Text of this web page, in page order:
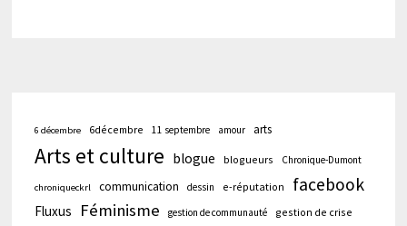
6 décembre 6décembre 11 septembre amour arts
Arts et culture blogue blogueurs Chronique-Dumont
chroniqueckrl communication dessin e-réputation facebook
Fluxus Féminisme gestion de communauté gestion de crise